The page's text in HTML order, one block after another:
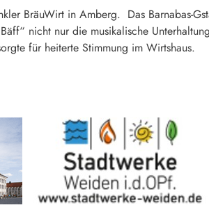
BräuWirt in Amberg. Das Barnabas-
nicht nur die musikalische
für heiterte Stimmung im Wirtshaus.